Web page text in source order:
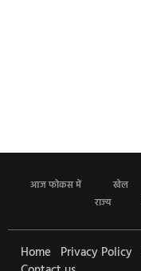
आज फोकस में खेल
राज्य
Home Privacy Policy